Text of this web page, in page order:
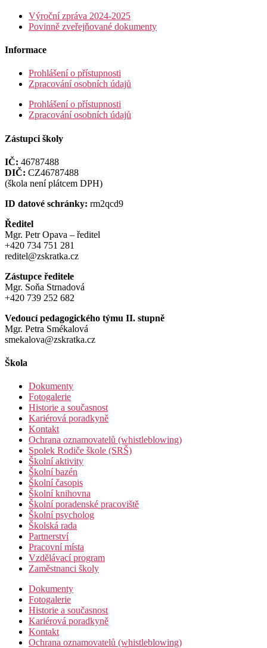
Výroční zpráva 2024-2025
Povinně zveřejňované dokumenty
Informace
Prohlášení o přístupnosti
Zpracování osobních údajů
Prohlášení o přístupnosti
Zpracování osobních údajů
Zástupci školy
IČ: 46787488
DIČ: CZ46787488
(škola není plátcem DPH)
ID datové schránky: rm2qcd9
Ředitel
Mgr. Petr Opava – ředitel
+420 734 751 281
reditel@zskratka.cz
Zástupce ředitele
Mgr. Soňa Strnadová
+420 739 252 682
Vedoucí pedagogického týmu II. stupně
Mgr. Petra Smékalová
smekalova@zskratka.cz
Škola
Dokumenty
Fotogalerie
Historie a současnost
Kariérová poradkyně
Kontakt
Ochrana oznamovatelů (whistleblowing)
Spolek Rodiče škole (SRŠ)
Školní aktivity
Školní bazén
Školní časopis
Školní knihovna
Školní poradenské pracoviště
Školní psycholog
Školská rada
Partnerství
Pracovní místa
Vzdělávací program
Zaměstnanci školy
Dokumenty
Fotogalerie
Historie a současnost
Kariérová poradkyně
Kontakt
Ochrana oznamovatelů (whistleblowing)